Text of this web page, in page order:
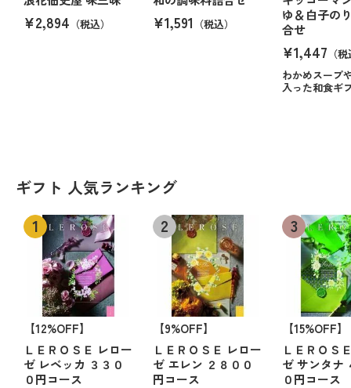
¥2,894 （税込） ¥1,591 （税込）
ゆ＆白子の
合せ
¥1,447 （
わかめスープ
入った和食ギ
ギフト 人気ランキング
【12%OFF】
ＬＥＲＯＳＥ レロー
ゼ レベッカ ３３０
０円コース
【9%OFF】
ＬＥＲＯＳＥ レロー
ゼ エレン ２８００
円コース
【15%OFF】
ＬＥＲＯＳ
ゼ サンタナ
０円コース